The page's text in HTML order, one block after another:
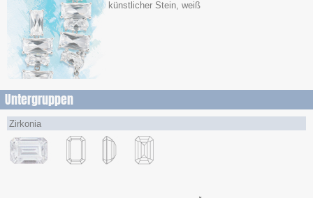
künstlicher Stein, weiß
Untergruppen
Zirkonia